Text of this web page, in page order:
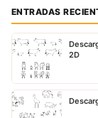
ENTRADAS
2D